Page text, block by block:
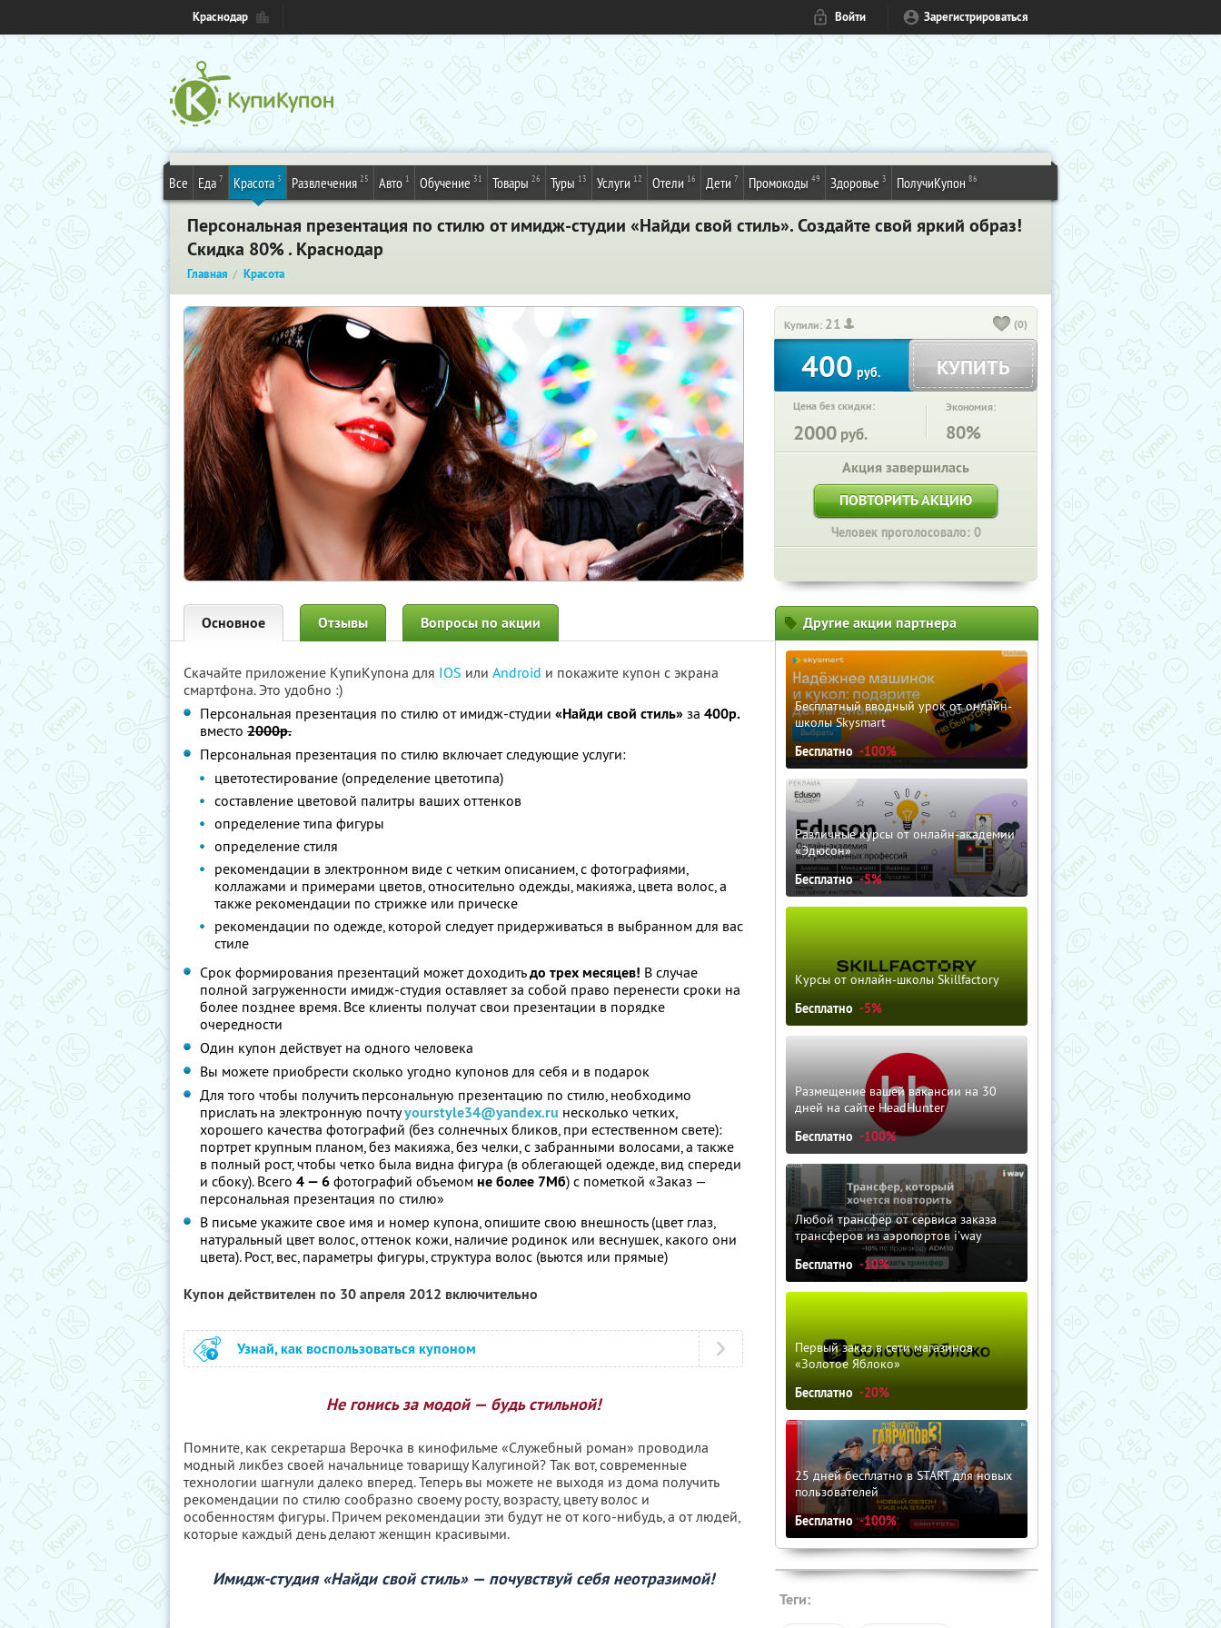
Краснодар Войти Зарегистрироваться
Все Еда 7 Красота 3 Развлечения 25 Авто 1 Обучение 31 Товары 26 Туры 13 Услуги 12 Отели 16 Дети 7 Промокоды 49 Здоровье 3 ПолучиКупон 86
Персональная презентация по стилю от имидж-студии «Найди свой стиль». Создайте свой яркий образ!
Скидка 80% . Краснодар
Главная Красота
Купили: 21 (0)
400 руб. КУПИТЬ
Цена без скидки:
2000 руб.
Экономия:
80%
Акция завершилась
ПОВТОРИТЬ АКЦИЮ
Человек проголосовало: 0
Основное Отзывы Вопросы по акции
Скачайте приложение КупиКупона для IOS или Android и покажите купон с экрана
смартфона. Это удобно :)
Персональная презентация по стилю от имидж-студии «Найди свой стиль» за 400р.
вместо 2000р.
Персональная презентация по стилю включает следующие услуги:
цветотестирование (определение цветотипа)
составление цветовой палитры ваших оттенков
определение типа фигуры
определение стиля
рекомендации в электронном виде с четким описанием, с фотографиями,
коллажами и примерами цветов, относительно одежды, макияжа, цвета волос, а
также рекомендации по стрижке или прическе
рекомендации по одежде, которой следует придерживаться в выбранном для вас
стиле
Срок формирования презентаций может доходитьдо трех месяцев! В случае
полной загруженности имидж-студия оставляет за собой право перенести сроки на
более позднее время. Все клиенты получат свои презентации в порядке
очередности
Один купон действует на одного человека
Вы можете приобрести сколько угодно купонов для себя и в подарок
Для того чтобы получить персональную презентацию по стилю, необходимо
прислать на электронную почтуyourstyle34@yandex.ru несколько четких,
хорошего качества фотографий (без солнечных бликов, при естественном свете):
портрет крупным планом, без макияжа, без челки, с забранными волосами, а также
в полный рост, чтобы четко была видна фигура (в облегающей одежде, вид спереди
и сбоку). Всего 4 — 6 фотографий объемом не более 7Мб) с пометкой «Заказ —
персональная презентация по стилю»
В письме укажите свое имя и номер купона, опишите свою внешность (цвет глаз,
натуральный цвет волос, оттенок кожи, наличие родинок или веснушек, какого они
цвета). Рост, вес, параметры фигуры, структура волос (вьются или прямые)
Купон действителен по 30 апреля 2012 включительно
Узнай, как воспользоваться купоном
Не гонись за модой — будь стильной!
Помните, как секретарша Верочка в кинофильме «Служебный роман» проводила
модный ликбез своей начальнице товарищу Калугиной? Так вот, современные
технологии шагнули далеко вперед. Теперь вы можете не выходя из дома получить
рекомендации по стилю сообразно своему росту, возрасту, цвету волос и
особенностям фигуры. Причем рекомендации эти будут не от кого-нибудь, а от людей,
которые каждый день делают женщин красивыми.
Имидж-студия «Найди свой стиль» — почувствуй себя неотразимой!
Другие акции партнера
Бесплатный вводный урок от онлайн-
школы Skysmart
Бесплатно -100%
Различные курсы от онлайн-академии
«Эдюсон»
Бесплатно -5%
Курсы от онлайн-школы Skillfactory
Бесплатно -5%
Размещение вашей вакансии на 30
дней на сайте HeadHunter
Бесплатно -100%
Любой трансфер от сервиса заказа
трансферов из аэропортов i'way
Бесплатно -10%
Первый заказ в сети магазинов
«Золотое Яблоко»
Бесплатно -20%
25 дней бесплатно в START для новых
пользователей
Бесплатно -100%
Теги: